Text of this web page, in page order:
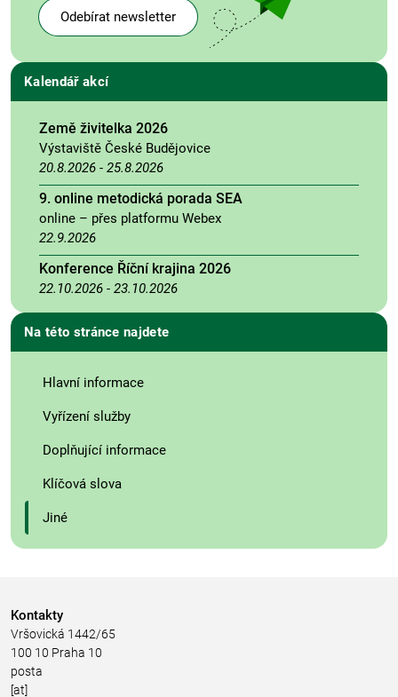
Odebírat newsletter
Kalendář akcí
Země živitelka 2026
Výstaviště České Budějovice
20.8.2026 - 25.8.2026
9. online metodická porada SEA
online – přes platformu Webex
22.9.2026
Konference Říční krajina 2026
22.10.2026 - 23.10.2026
Na této stránce najdete
Hlavní informace
Vyřízení služby
Doplňující informace
Klíčová slova
Jiné
Kontakty
Vršovická 1442/65
100 10 Praha 10
posta
[at]